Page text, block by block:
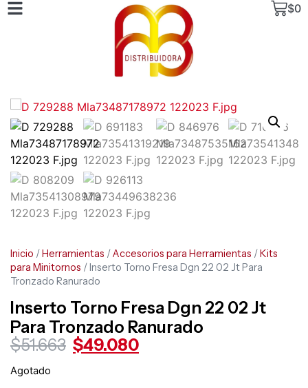
$0
Inicio /Herramientas /Accesorios para Herramientas /Kits
para Minitornos / Inserto Torno Fresa Dgn 22 02 Jt Para
Tronzado Ranurado
Inserto Torno Fresa Dgn 22 02 Jt
Para Tronzado Ranurado
$51.663 $49.080
Agotado